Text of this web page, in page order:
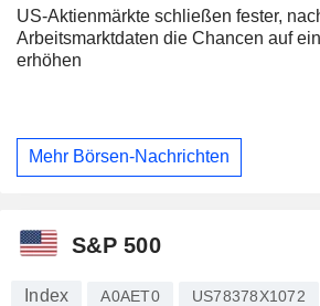
US-Aktienmärkte schließen fester,
Arbeitsmarktdaten die Chancen auf
erhöhen
Mehr Börsen-Nachrichten
S&P 500
Index A0AET0 US78378X1072